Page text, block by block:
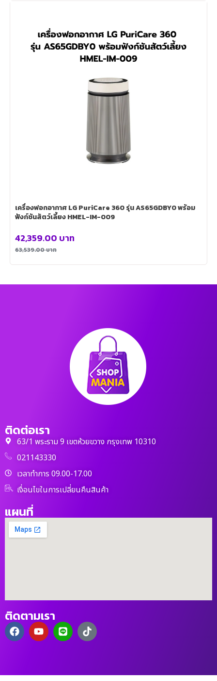
เครื่องฟอกอากาศ LG PuriCare 360 รุ่น AS65GDBY0 พร้อม
ฟังก์ชันสัตว์เลี้ยง HMEL-IM-009
63,539.00บาท
42,359.00 บาท
ติดต่อเรา
63/1 พระราม 9 เขตห้วยขวาง กรุงเทพ 10310
021143330
เวลาทำการ 09.00-17.00
เงื่อนไขในการเปลี่ยนคืนสินค้า
แผนที่
ติดตามเรา